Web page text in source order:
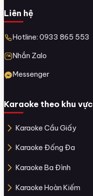
Liên hệ
Hotline: 0933 865 553
Nhắn Zalo
Messenger
Karaoke theo khu vực
Karaoke Cầu Giấy
Karaoke Đống Đa
Karaoke Ba Đình
Karaoke Hoàn Kiếm